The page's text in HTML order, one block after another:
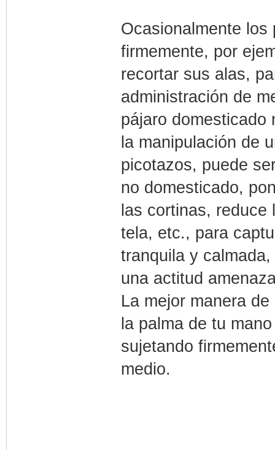
Ocasionalmente
firmemente, por
recortar sus alas,
administración de
pájaro domesticado
la manipulación de
picotazos, puede
no domesticado,
las cortinas,
tela, etc., para
tranquila y
una actitud
La mejor manera
la palma de tu
sujetando
medio.